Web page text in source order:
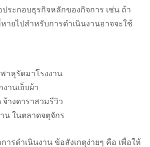
ประกอบธุรกิจหลักของกิจการ เช่น ถ้า
หายไปสำหรับการดำเนินงานอาจจะใช้
าหุรัดมาโรงงาน
งานเย็บผ้า
างดาราสวมรีวิว
น ในตลาดจตุจักร
ารดำเนินงาน ข้อสังเกตุง่ายๆ คือ เพื่อให้